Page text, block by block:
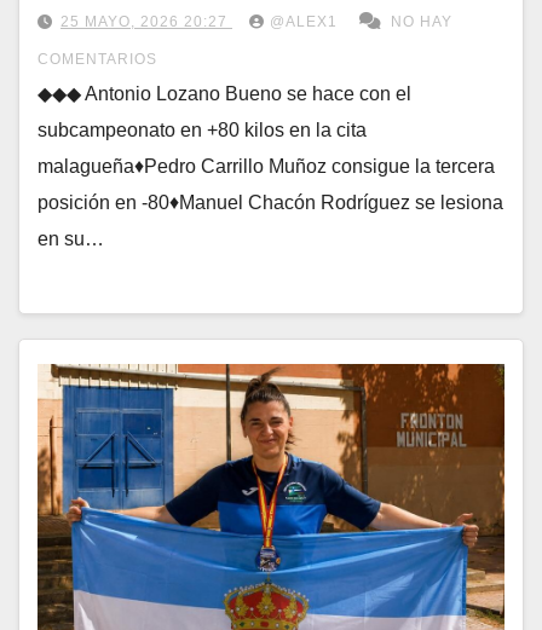
25 MAYO, 2026 20:27 @ALEX1 NO HAY
COMENTARIOS
◆◆◆ Antonio Lozano Bueno se hace con el
subcampeonato en +80 kilos en la cita
malagueña♦Pedro Carrillo Muñoz consigue la tercera
posición en -80♦Manuel Chacón Rodríguez se lesiona
en su…